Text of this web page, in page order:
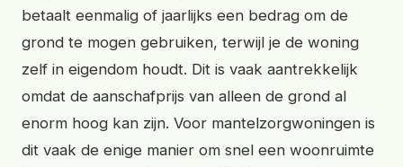
betaalt eenmalig of jaarlijks een bedrag om de
grond te mogen gebruiken, terwijl je de woning
zelf in eigendom houdt. Dit is vaak aantrekkelijk
omdat de aanschafprijs van alleen de grond al
enorm hoog kan zijn. Voor mantelzorgwoningen is
dit vaak de enige manier om snel een woonruimte